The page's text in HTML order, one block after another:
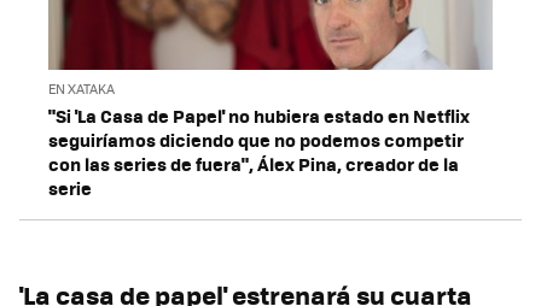
EN XATAKA
"Si 'La Casa de Papel' no hubiera estado en Netflix
seguiríamos diciendo que no podemos competir
con las series de fuera", Álex Pina, creador de la
serie
'La casa de papel' estrenará su cuarta